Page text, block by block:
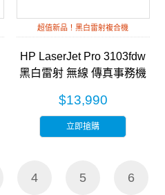
超值新品！黑白雷射複合機
HP LaserJet Pro 3103fdw
黑白雷射 無線 傳真事務機
$13,990
立即搶購
4 5 6